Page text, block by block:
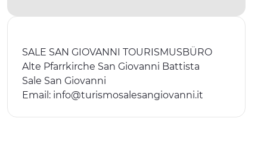
UNTERKÜNFTE
SALE SAN GIOVANNI TOURISMUSBÜRO
Alte Pfarrkirche San Giovanni Battista
Sale San Giovanni
Email: info@turismosalesangiovanni.it